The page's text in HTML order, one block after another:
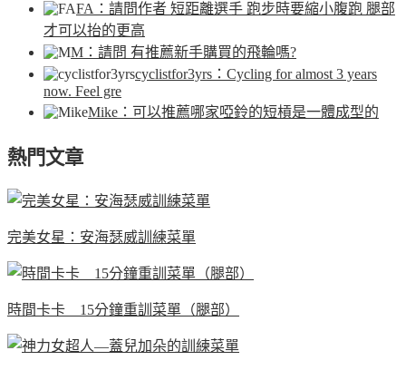
FA ：請問作者 短距離選手 跑步時要縮小腹跑 腿部
才可以抬的更高
M ：請問 有推薦新手購買的飛輪嗎?
cyclistfor3yrs ：Cycling for almost 3 years
now. Feel gre
Mike ：可以推薦哪家啞鈴的短槓是一體成型的
熱門文章
完美女星：安海瑟威訓練菜單
時間卡卡 15分鐘重訓菜單（腿部）